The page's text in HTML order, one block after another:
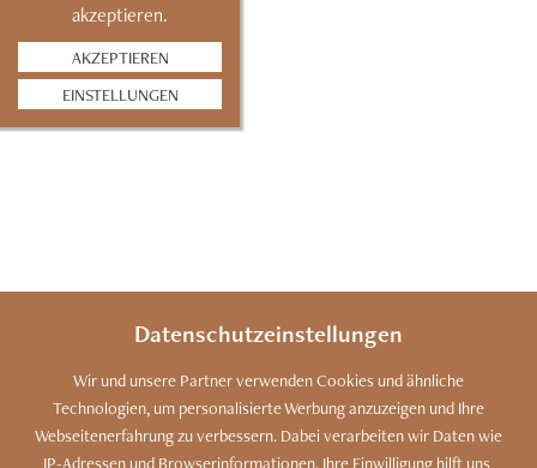
Datenschutzeinstellungen
Wir und unsere Partner verwenden Cookies und ähnliche
Technologien, um personalisierte Werbung anzuzeigen und Ihre
Webseitenerfahrung zu verbessern. Dabei verarbeiten wir Daten wie
IP-Adressen und Browserinformationen. Ihre Einwilligung hilft uns,
akzeptieren.
AKZEPTIEREN
EINSTELLUNGEN
SITEMAP KONTAKT
IMPRESSUM